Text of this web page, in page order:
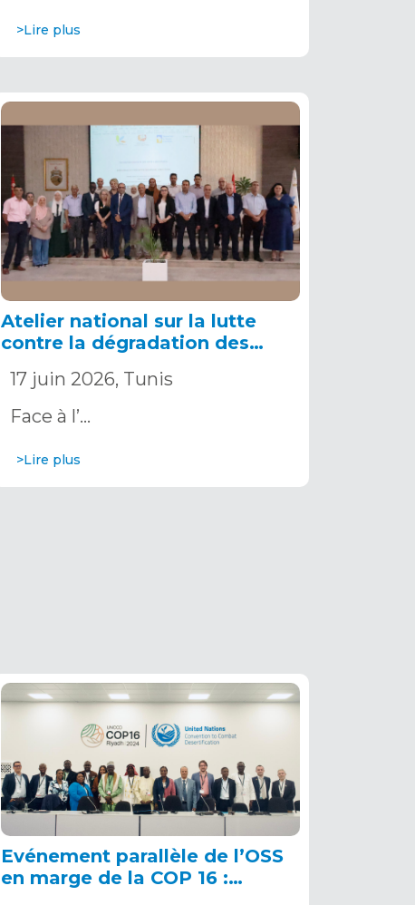
>Lire plus
Atelier national sur la lutte
contre la dégradation des
17 juin 2026, Tunis
Face à l’…
>Lire plus
Evénement parallèle de l’OSS
en marge de la COP 16 :